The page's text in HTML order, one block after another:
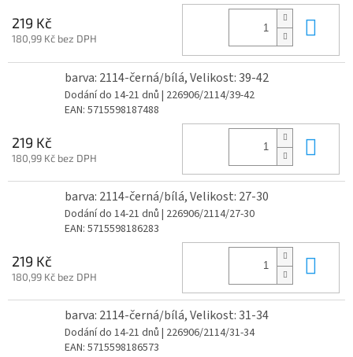
219 Kč
180,99 Kč bez DPH
barva: 2114-černá/bílá, Velikost: 39-42
Dodání do 14-21 dnů | 226906/2114/39-42
EAN: 5715598187488
219 Kč
180,99 Kč bez DPH
barva: 2114-černá/bílá, Velikost: 27-30
Dodání do 14-21 dnů | 226906/2114/27-30
EAN: 5715598186283
219 Kč
180,99 Kč bez DPH
barva: 2114-černá/bílá, Velikost: 31-34
Dodání do 14-21 dnů | 226906/2114/31-34
EAN: 5715598186573